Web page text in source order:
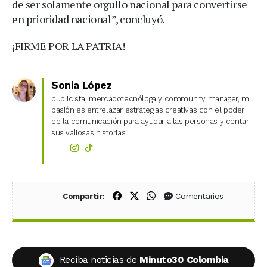
de ser solamente orgullo nacional para convertirse
en prioridad nacional”, concluyó.
¡FIRME POR LA PATRIA!
Sonia López
publicista, mercadotecnóloga y community manager, mi
pasión es entrelazar estrategias creativas con el poder
de la comunicación para ayudar a las personas y contar
sus valiosas historias.
Compartir: Compartir en Facebook
Compartir en X (Twitter)
Compartir en WhatsApp
Comentarios
Reciba noticias de Minuto30 Colombia